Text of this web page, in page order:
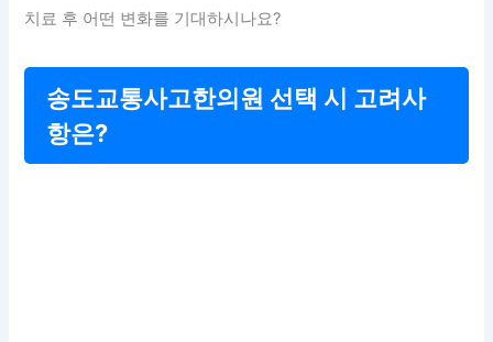
치료 후 어떤 변화를 기대하시나요?
송도교통사고한의원 선택 시 고려사
항은?